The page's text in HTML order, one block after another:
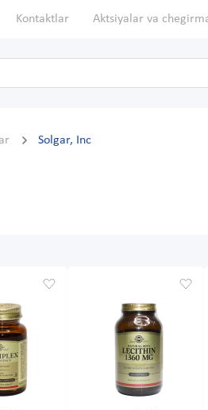
Kontaktlar Aktsiyalar va
Solgar, Inc